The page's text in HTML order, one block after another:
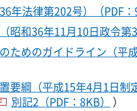
年法律第202号）（PDF：
昭和36年11月10日政令第
ためのガイドライン（平
要綱（平成15年4月1日制
別記2（PDF：8KB） ）